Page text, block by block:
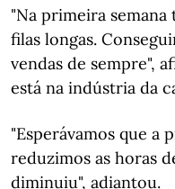
"Na primeira
filas longas.
vendas de sempre",
está na indústria da
"Esperávamos que a
reduzimos as horas
diminuiu", adiantou.